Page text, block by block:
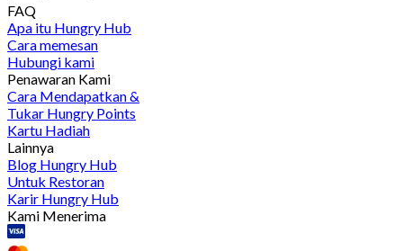
FAQ
Apa itu Hungry Hub
Cara memesan
Hubungi kami
Penawaran Kami
Cara Mendapatkan &
Tukar Hungry Points
Kartu Hadiah
Lainnya
Blog Hungry Hub
Untuk Restoran
Karir Hungry Hub
Kami Menerima